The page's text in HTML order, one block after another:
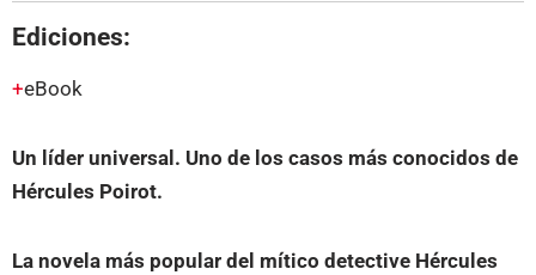
Ediciones:
eBook
Un líder universal. Uno de los casos más conocidos de
Hércules Poirot.
La novela más popular del mítico detective Hércules